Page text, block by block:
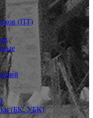
(ПТ)
(БК, УБК)